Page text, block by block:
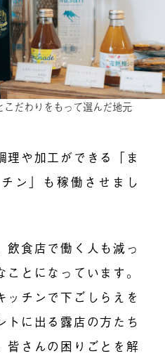
だわりをもって選んだ地元
理や加工ができる「ま
ン」も稼働させまし
飲食店で働く人も減っ
とになっています。
ッチンで下ごしらえを
トに出る露店の方たち
皆さんの困りごとを解